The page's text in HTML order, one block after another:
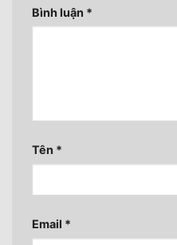
Bình luận *
Tên *
Email *